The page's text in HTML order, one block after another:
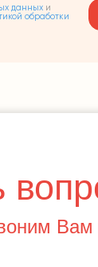
данных и
обработки